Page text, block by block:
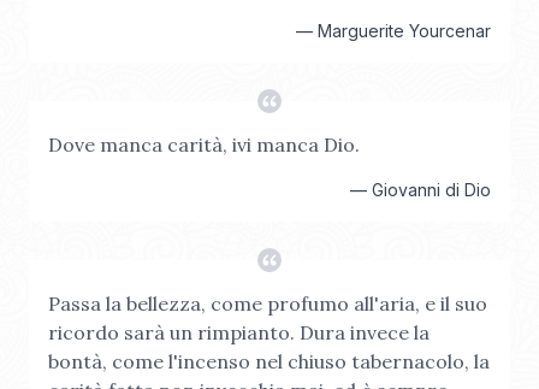
— Marguerite Yourcenar
Dove manca carità, ivi manca Dio.
— Giovanni di Dio
Passa la bellezza, come profumo all'aria, e il suo
ricordo sarà un rimpianto. Dura invece la
bontà, come l'incenso nel chiuso tabernacolo, la